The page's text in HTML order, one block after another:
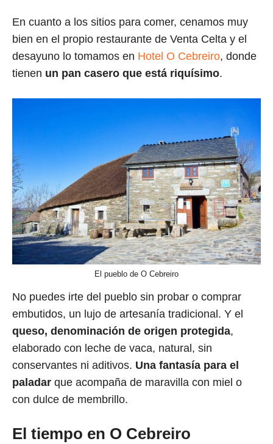
En cuanto a los sitios para comer, cenamos muy
bien en el propio restaurante de Venta Celta y el
desayuno lo tomamos en Hotel O Cebreiro, donde
tienen un pan casero que está riquísimo.
El pueblo de O Cebreiro
No puedes irte del pueblo sin probar o comprar
embutidos, un lujo de artesanía tradicional. Y el
queso, denominación de origen protegida,
elaborado con leche de vaca, natural, sin
conservantes ni aditivos. Una fantasía para el
paladar que acompaña de maravilla con miel o
con dulce de membrillo.
El tiempo en O Cebreiro